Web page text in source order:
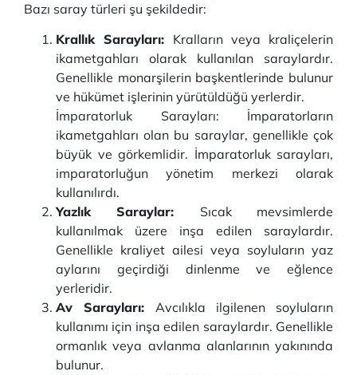
Bazı saray türleri şu şekildedir:
Krallık Sarayları: Kralların veya kraliçelerin
ikametgahları olarak kullanılan saraylardır.
Genellikle monarşilerin başkentlerinde bulunur
ve hükümet işlerinin yürütüldüğü yerlerdir.
İmparatorluk Sarayları: İmparatorların
ikametgahları olan bu saraylar, genellikle çok
büyük ve görkemlidir. İmparatorluk sarayları,
imparatorluğun yönetim merkezi olarak
kullanılırdı.
Yazlık Saraylar: Sıcak mevsimlerde
kullanılmak üzere inşa edilen saraylardır.
Genellikle kraliyet ailesi veya soyluların yaz
aylarını geçirdiği dinlenme ve eğlence
yerleridir.
Av Sarayları: Avcılıkla ilgilenen soyluların
kullanımı için inşa edilen saraylardır. Genellikle
ormanlık veya avlanma alanlarının yakınında
bulunur.